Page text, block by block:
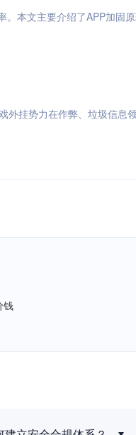
。本文主要介绍了APP加固原
外挂势力在作弊、垃圾信息
钱